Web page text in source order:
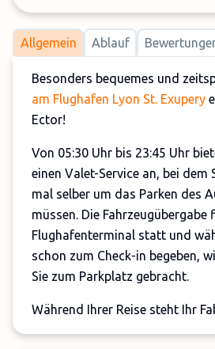
Allgemein Ablauf
Besonders bequemes und
am Flughafen Lyon St. Exupery
Ector!
Von 05:30 Uhr bis 23:45 Uhr
einen Valet-Service an, bei dem
mal selber um das Parken des
müssen. Die
Flughafenterminal statt und
schon zum Check-in begeben,
Sie zum Parkplatz gebracht.
Während Ihrer Reise steht Ihr